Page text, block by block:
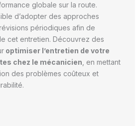
globale sur la route.
d’adopter des approches
périodiques afin de
cet entretien. Découvrez des
optimiser l’entretien de votre
chez le mécanicien , en mettant
des problèmes coûteux et